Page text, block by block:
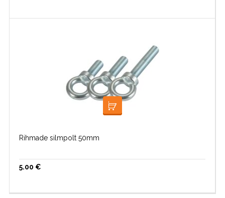
LISA KORVI
Rihmade silmpolt 50mm
5.00 €